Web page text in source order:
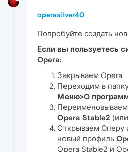
operasilver40
Попробуйте создать
Если вы пользуетесь
Opera:
Закрываем Opera.
Переходим в
Меню>O
Переименовываем
Opera Stable2
Открываем Оперу
новый профиль
Opera Stable2 и